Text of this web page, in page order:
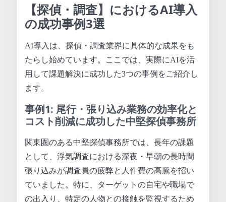
【探偵・調査】におけるAI導入
の成功事例3選
AI導入は、探偵・調査業界に具体的な成果をも
たらし始めています。ここでは、実際にAIを活
用して課題解決に成功した3つの事例をご紹介し
ます。
事例1: 尾行・張り込み業務の効率化と
コスト削減に成功した中堅探偵事務所
関東圏のある中堅探偵事務所では、長年の課題
として、浮気調査における深夜・早朝の長時間
張り込みが調査員の疲弊と人件費の高騰を招い
ていました。特に、ターゲットの自宅や職場で
の出入り、特定の人物との接触を監視するため